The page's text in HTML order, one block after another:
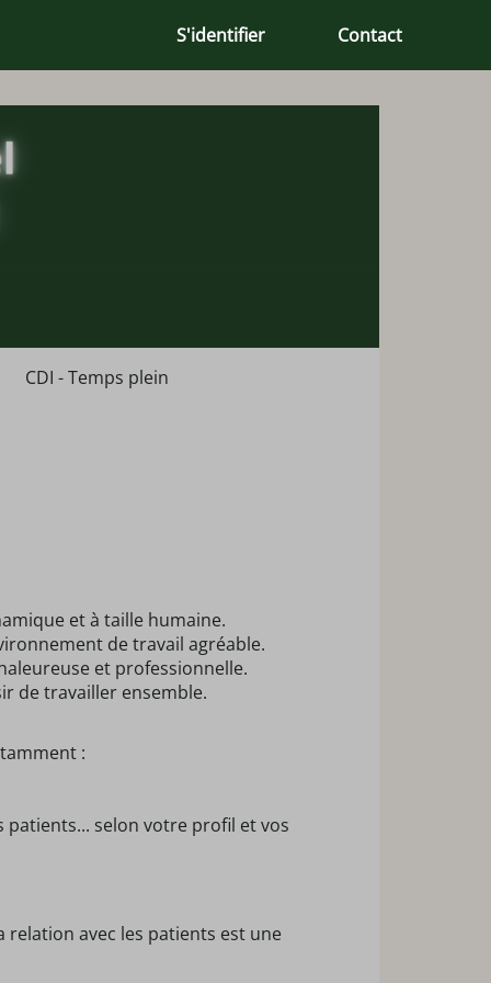
S'identifier Contact
CDI - Temps plein
et à taille humaine.
de travail agréable.
et professionnelle.
de travailler ensemble.
:
selon votre profil et vos
avec les patients est une